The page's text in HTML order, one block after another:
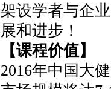
架设学者与企
展和进步！
【课程价值】
2016年中国大